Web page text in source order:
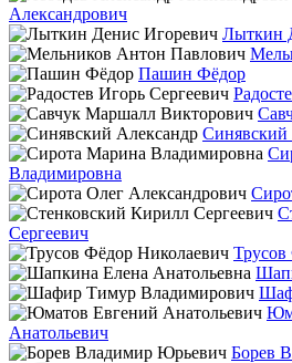
Александрович
Лыткин
Пашин Фёдор
Синявский
Владимировна
Сергеевич
Анатольевич
Борев